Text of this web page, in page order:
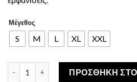
Μέγεθος
S M L XL XXL
Fransa Γυναικείο T-Shirt Μαύρο
ΠΡΟΣΘΉΚΗ